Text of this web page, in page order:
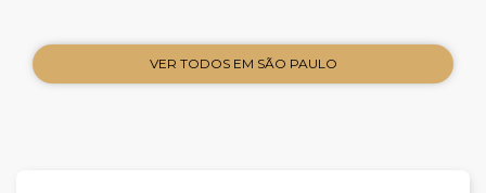
VER TODOS EM SÃO PAULO